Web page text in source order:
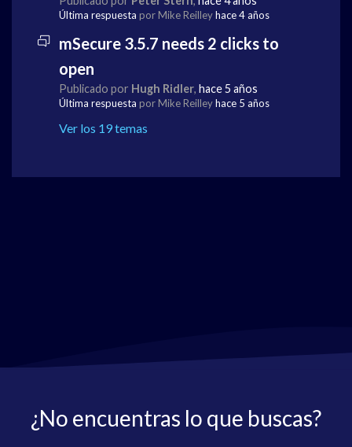
Última respuesta por Mike Reilleyhace 4 años
mSecure 3.5.7 needs 2 clicks to
open
Publicado por Hugh Ridler, hace 5 años
Última respuesta por Mike Reilleyhace 5 años
Ver los 19 temas
¿No encuentras lo que buscas?